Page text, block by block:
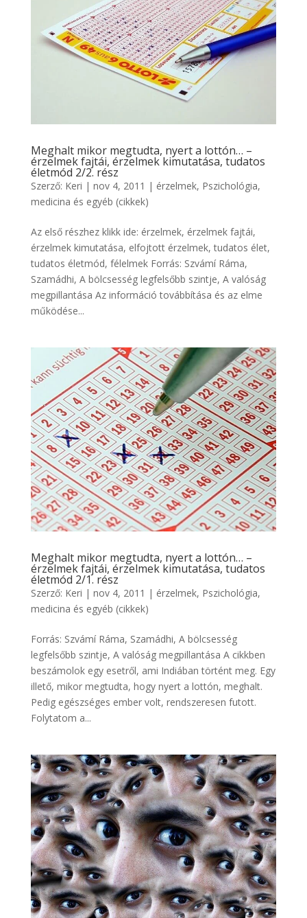
Meghalt mikor megtudta, nyert a lottón… –
érzelmek fajtái, érzelmek kimutatása, tudatos
életmód 2/2. rész
Szerző: Keri | nov 4, 2011 | érzelmek, Pszichológia,
medicina és egyéb (cikkek)
Az első részhez klikk ide: érzelmek, érzelmek fajtái,
érzelmek kimutatása, elfojtott érzelmek, tudatos élet,
tudatos életmód, félelmek Forrás: Szvámí Ráma,
Szamádhi, A bölcsesség legfelsőbb szintje, A valóság
megpillantása Az információ továbbítása és az elme
működése...
Meghalt mikor megtudta, nyert a lottón… –
érzelmek fajtái, érzelmek kimutatása, tudatos
életmód 2/1. rész
Szerző: Keri | nov 4, 2011 | érzelmek, Pszichológia,
medicina és egyéb (cikkek)
Forrás: Szvámí Ráma, Szamádhi, A bölcsesség
legfelsőbb szintje, A valóság megpillantása A cikkben
beszámolok egy esetről, ami Indiában történt meg. Egy
illető, mikor megtudta, hogy nyert a lottón, meghalt.
Pedig egészséges ember volt, rendszeresen futott.
Folytatom a...